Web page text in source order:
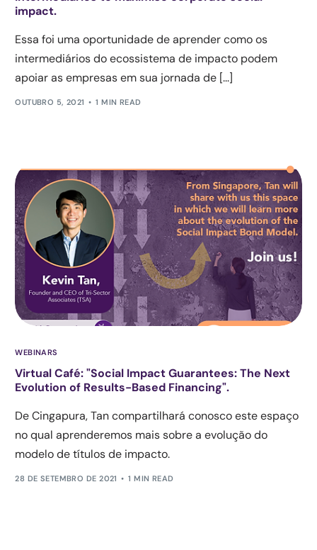
impact.
Essa foi uma oportunidade de aprender como os
intermediários do ecossistema de impacto podem
apoiar as empresas em sua jornada de [...]
OUTUBRO 5, 2021 1 MIN READ
WEBINARS
Virtual Café: "Social Impact Guarantees: The Next
Evolution of Results-Based Financing".
De Cingapura, Tan compartilhará conosco este espaço
no qual aprenderemos mais sobre a evolução do
modelo de títulos de impacto.
28 DE SETEMBRO DE 2021 1 MIN READ